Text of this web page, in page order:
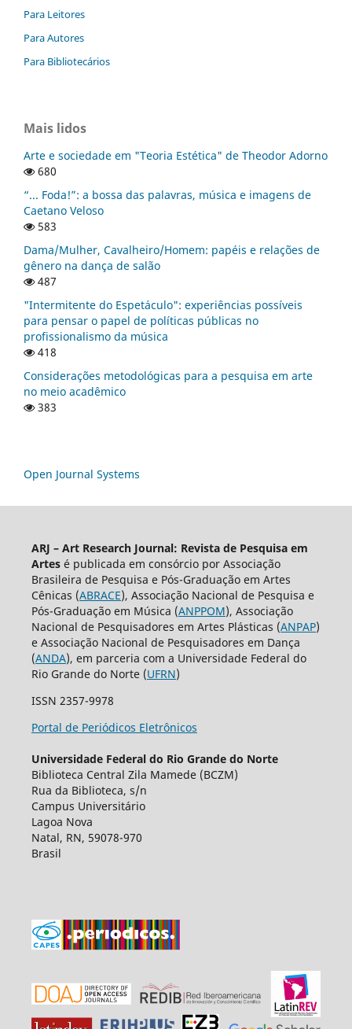
Para Leitores
Para Autores
Para Bibliotecários
Mais lidos
Arte e sociedade em "Teoria Estética" de Theodor Adorno
680
“... Foda!”: a bossa das palavras, música e imagens de
Caetano Veloso
583
Dama/Mulher, Cavalheiro/Homem: papéis e relações de
gênero na dança de salão
487
"Intermitente do Espetáculo": experiências possíveis
para pensar o papel de políticas públicas no
profissionalismo da música
418
Considerações metodológicas para a pesquisa em arte
no meio acadêmico
383
Open Journal Systems
ARJ – Art Research Journal: Revista de Pesquisa em
Artesé publicada em consórcio por Associação
Brasileira de Pesquisa e Pós-Graduação em Artes
Cênicas (ABRACE), Associação Nacional de Pesquisa e
Pós-Graduação em Música (ANPPOM), Associação
Nacional de Pesquisadores em Artes Plásticas (ANPAP)
e Associação Nacional de Pesquisadores em Dança
(ANDA), em parceria com a Universidade Federal do
Rio Grande do Norte (UFRN)
ISSN 2357-9978
Portal de Periódicos Eletrônicos
Universidade Federal do Rio Grande do Norte
Biblioteca Central Zila Mamede (BCZM)
Rua da Biblioteca, s/n
Campus Universitário
Lagoa Nova
Natal, RN, 59078-970
Brasil